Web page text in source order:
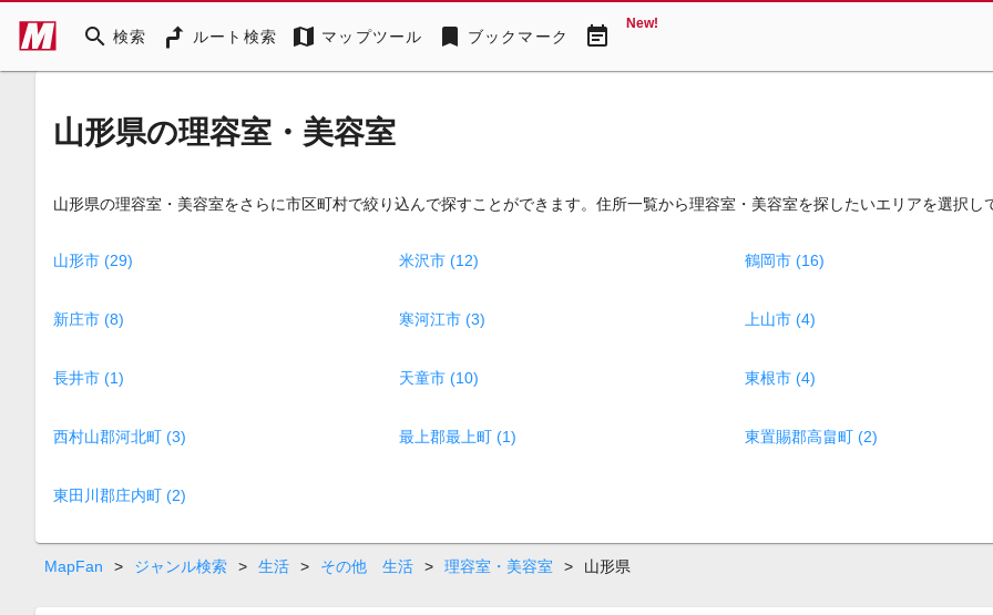
search 検索 ルート検索 map マップツール bookmark ブックマーク event_note New!
山形県の理容室・美容室
山形県の理容室・美容室をさらに市区町村で絞り込んで探すことができます。住所一覧から理容室・美容室を探したいエリアを選択し
山形市 (29) 米沢市 (12) 鶴岡市 (16)
新庄市 (8) 寒河江市 (3) 上山市 (4)
長井市 (1) 天童市 (10) 東根市 (4)
西村山郡河北町 (3) 最上郡最上町 (1) 東置賜郡高畠町 (2)
東田川郡庄内町 (2)
MapFan > ジャンル検索 > 生活 > その他 生活 > 理容室・美容室 > 山形県